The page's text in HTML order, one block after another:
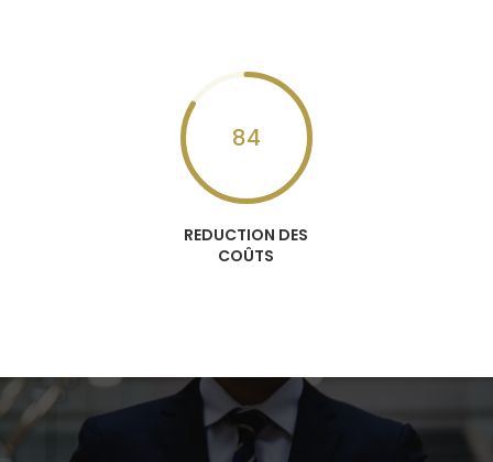
84
REDUCTION DES
COÛTS